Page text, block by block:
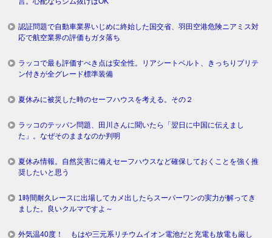
認証問題で自動車業界いじめに終始した国交省、羽田空港危険ニアミス対
応で航空業界の評価もガタ落ち
ラッコで最も評価すべき点は安全性。リアシートベルト、きっちりプリテ
ン付きが全グレード標準装備
夏休みに被災した時のセーフハウスを考える。その２
ラッコのテッパン問題、田川さんに聞いたら「翌日に中国に伝えまし
た」。なぜそのままなのか判明
夏休み情報。自然災害に備えセーフハウスなど確保しておくことを強く推
奨したいと思う
1時間耐久レースに出場してカメ出したらスーパーワンの実力が解ってき
ました。良いクルマですよ～
外気温40度！ もはや三元系リチウムイオン電池だと充電も放電も厳し